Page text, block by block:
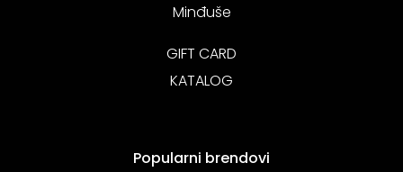
Minđuše
GIFT CARD
KATALOG
Popularni brendovi